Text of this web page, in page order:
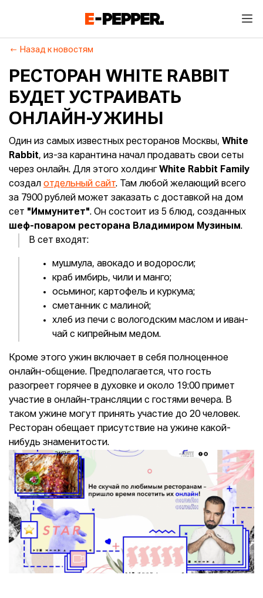
Назад к новостям
РЕСТОРАН WHITE RABBIT
БУДЕТ УСТРАИВАТЬ
ОНЛАЙН-УЖИНЫ
Один из самых известных ресторанов Москвы, White
Rabbit, из-за карантина начал продавать свои сеты
через онлайн. Для этого холдингWhite Rabbit Family
создал отдельный сайт. Там любой желающий всего
за 7900 рублей может заказать с доставкой на дом
сет "Иммунитет". Он состоит из 5 блюд, созданных
шеф-поваром ресторана Владимиром Музиным.
В сет входят:
мушмула, авокадо и водоросли;
краб имбирь, чили и манго;
осьминог, картофель и куркума;
сметанник с малиной;
хлеб из печи с вологодским маслом и иван-
чай с кипрейным медом.
Кроме этого ужин включает в себя полноценное
онлайн-общение. Предполагается, что гость
разогреет горячее в духовке и около 19:00 примет
участие в онлайн-трансляции с гостями вечера. В
таком ужине могут принять участие до 20 человек.
Ресторан обещает присутствие на ужине какой-
нибудь знаменитости.